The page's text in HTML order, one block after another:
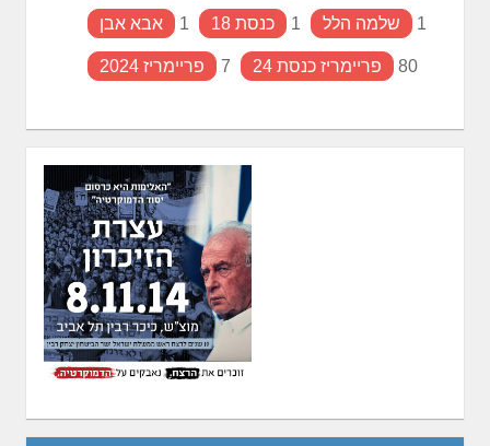
אבא אבן 1 כנסת 18 1 שלמה הלל 1
פריימריז 2024 7 פריימריז כנסת 24 80